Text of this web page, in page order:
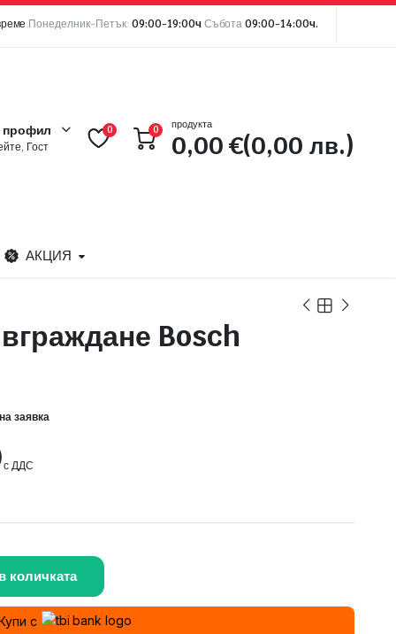
Понеделник-Петък: 09:00-19:00ч Събота 09:00-14:00ч.
Гост
0 0 продукта
0,00€(0,00 лв.)
АКЦИЯ
Bosch
заявка
с ДДС
количката
с